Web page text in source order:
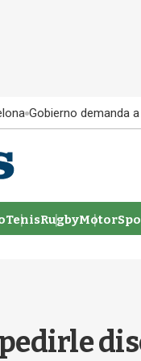
Gobierno demanda
TenisRugby